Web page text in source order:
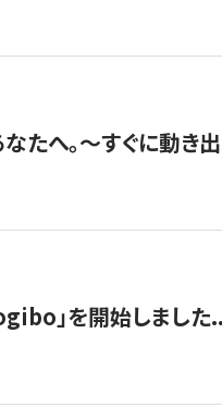
たへ。〜すぐに動き
」を開始しました